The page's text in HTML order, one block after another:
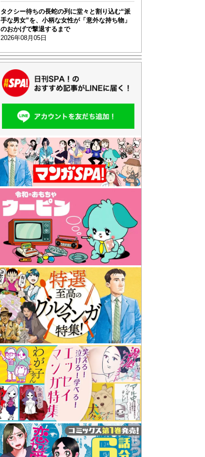
タクシー待ちの長蛇の列に堂々と割り込む“派
手な男女”を、小柄な女性が「意外な持ち物」
のおかげで撃退するまで
2026年08月05日